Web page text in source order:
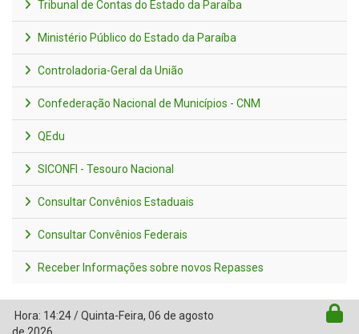
Tribunal de Contas do Estado da Paraíba
Ministério Público do Estado da Paraíba
Controladoria-Geral da União
Confederação Nacional de Municípios - CNM
QEdu
SICONFI - Tesouro Nacional
Consultar Convênios Estaduais
Consultar Convênios Federais
Receber Informações sobre novos Repasses
Hora: 14:24/Quinta-Feira, 06 de agosto